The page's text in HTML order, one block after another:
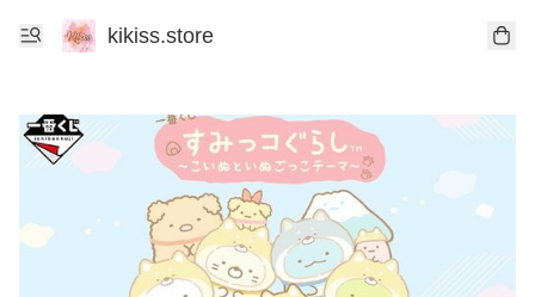
kikiss.store